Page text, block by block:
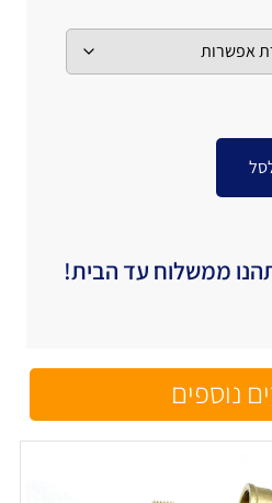
ממשלוח עד הבית!
נוספים